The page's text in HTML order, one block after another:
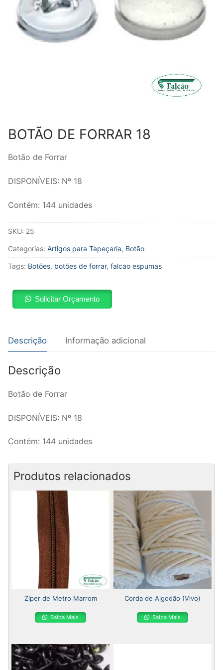
BOTÃO DE FORRAR 18
Botão de Forrar
DISPONÍVEIS: Nº 18
Contém: 144 unidades
SKU: 25
Categorias: Artigos para Tapeçaria, Botão
Tags: Botões, botões de forrar, falcao espumas
Solicitar Orçamento
Descrição Informação adicional
Descrição
Botão de Forrar
DISPONÍVEIS: Nº 18
Contém: 144 unidades
Produtos relacionados
Zíper de Metro Marrom
Saiba Mais
Corda de Algodão (Vivo)
Saiba Mais